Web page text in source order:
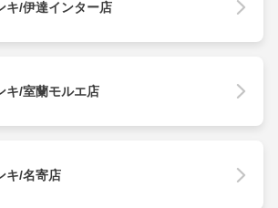
キ/伊達インター店
キ/室蘭モルエ店
キ/名寄店